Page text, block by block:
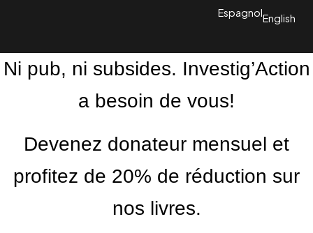
EspagnolEnglish
Ni pub, ni subsides. Investig’Action
a besoin de vous!
Devenez donateur mensuel et
profitez de 20% de réduction sur
nos livres.